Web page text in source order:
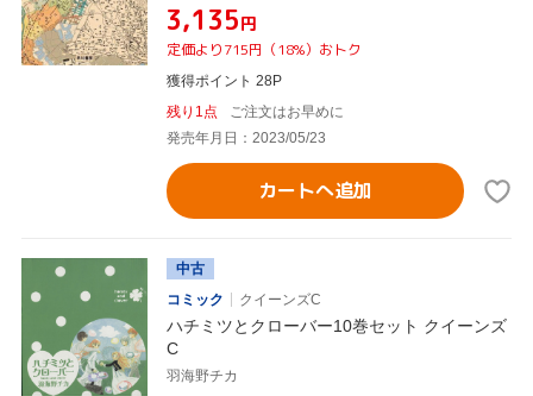
¥3,135円
定価より715円（18%）おトク
獲得ポイント 28P
残り1点
ご注文はお早めに
発売年月日：2023/05/23
カートへ追加
中古
コミック
クイーンズC
ハチミツとクローバー10巻セット クイーンズ
C
羽海野チカ